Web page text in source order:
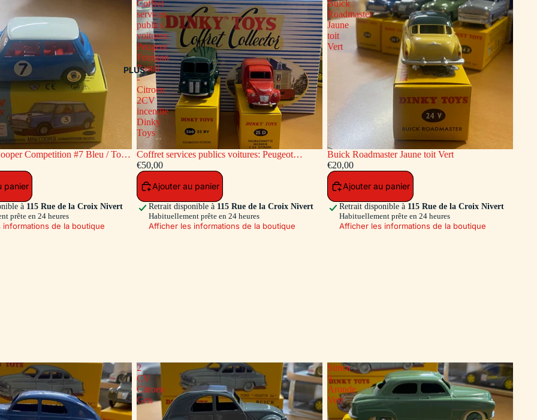
PLUS
Competition #7 Bleu / Toit
panier
à 115 Rue de la Croix Nivert
prête en 24 heures
de la boutique
Coffret
services
publics
voitures:
Peugeot
Fourgon
Postal
-
Citroen
2CV
incendie
Dinky
Toys
Coffret services publics voitures: Peugeot
Fourgon Postal - Citroen 2CV incendie Dinky
Toys
€50,00
Ajouter au panier
Retrait disponible à 115 Rue de la Croix Nivert
Habituellement prête en 24 heures
Afficher les informations de la boutique
Buick
Roadmaster
Jaune
toit
Vert
Buick Roadmaster Jaune toit Vert
€20,00
Ajouter au panier
Retrait disponible à 115 Rue de la Croix Nivert
Habituellement prête en 24 heures
Afficher les informations de la boutique
2
CV
Citroen
Gris
Simca
9
Aronde
Vert